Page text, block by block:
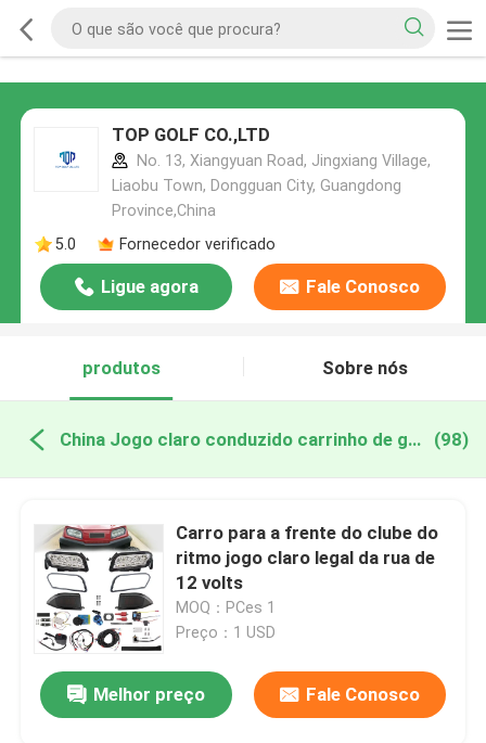
TOP GOLF CO.,LTD
No. 13, Xiangyuan Road, Jingxiang Village,
Liaobu Town, Dongguan City, Guangdong
Province,China
5.0
Fornecedor verificado
Ligue agora Fale Conosco
produtos Sobre nós
China Jogo claro conduzido carrinho de golfe (98)
Carro para a frente do clube do
ritmo jogo claro legal da rua de
12 volts
MOQ：PCes 1
Preço：1 USD
Melhor preço Fale Conosco